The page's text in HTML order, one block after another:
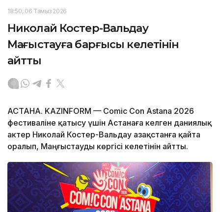
18:50, 06 Тамыз 2026
Николай Костер-Вальдау
Маңғыстауға барғысы келетінін
айтты
АСТАНА. KAZINFORM — Comic Con Astana 2026
фестиваліне қатысу үшін Астанаға келген даниялық
актер Николай Костер-Вальдау Қазақстанға қайта
оралып, Маңғыстауды көргісі келетінін айтты.